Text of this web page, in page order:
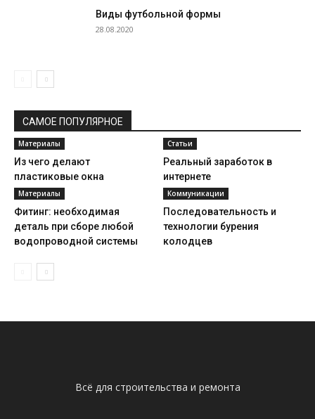
Виды футбольной формы
28.08.2020
САМОЕ ПОПУЛЯРНОЕ
Материалы
Из чего делают
пластиковые окна
Статьи
Реальный заработок в
интернете
Материалы
Фитинг: необходимая
деталь при сборе любой
водопроводной системы
Коммуникации
Последовательность и
технологии бурения
колодцев
Всё для строительства и ремонта